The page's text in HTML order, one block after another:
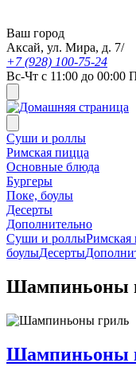
Ваш город
Аксай, ул. Мира, д. 7/
+7 (928) 100-75-24
Вс-Чт с 11:00 до 00:00
Суши и роллы
Римская пицца
Основные блюда
Бургеры
Поке, боулы
Десерты
Дополнительно
Суши и роллыРимская
боулыДесерты
Шампиньоны
Шампиньоны